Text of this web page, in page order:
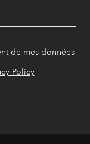
de mes données
Policy